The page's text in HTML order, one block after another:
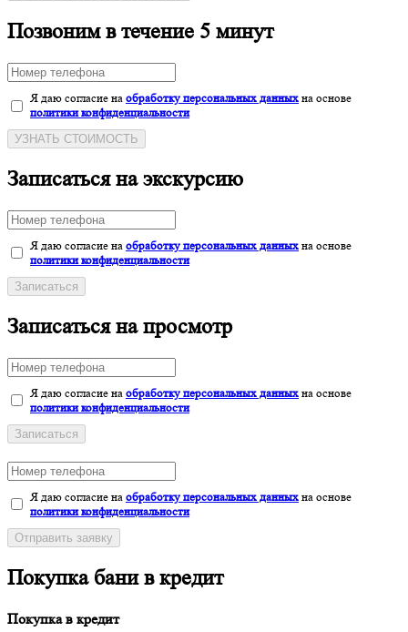
Позвоним в течение 5 минут
Я даю согласие на обработку персональных данных на основе
политики конфиденциальности
УЗНАТЬ СТОИМОСТЬ
Записаться на экскурсию
Я даю согласие на обработку персональных данных на основе
политики конфиденциальности
Записаться
Записаться на просмотр
Я даю согласие на обработку персональных данных на основе
политики конфиденциальности
Записаться
Я даю согласие на обработку персональных данных на основе
политики конфиденциальности
Отправить заявку
Покупка бани в кредит
Покупка в кредит